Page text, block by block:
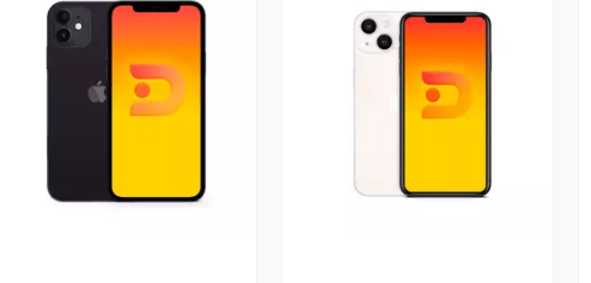
Vista Previa Vista Previa